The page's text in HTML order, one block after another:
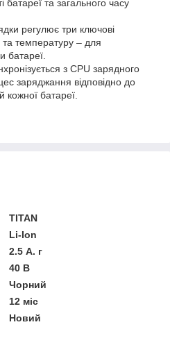
батареї та загального часу
регулює три ключові
температуру – для
батареї.
з CPU зарядного
заряджання відповідно до
кожної батареї.
TITAN
Li-Ion
2.5 А. г
40 В
Чорний
12 міс
Новий